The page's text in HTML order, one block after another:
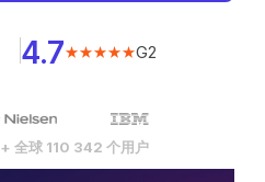
4.7★★★★★G2
+ 全球 110 342 个用户